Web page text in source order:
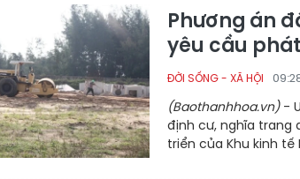
Phương án
yêu cầu
ĐỜI SỐNG - XÃ HỘI
(Baothanhhoa.vn)-
định cư, nghĩa trang
triển của Khu kinh tế